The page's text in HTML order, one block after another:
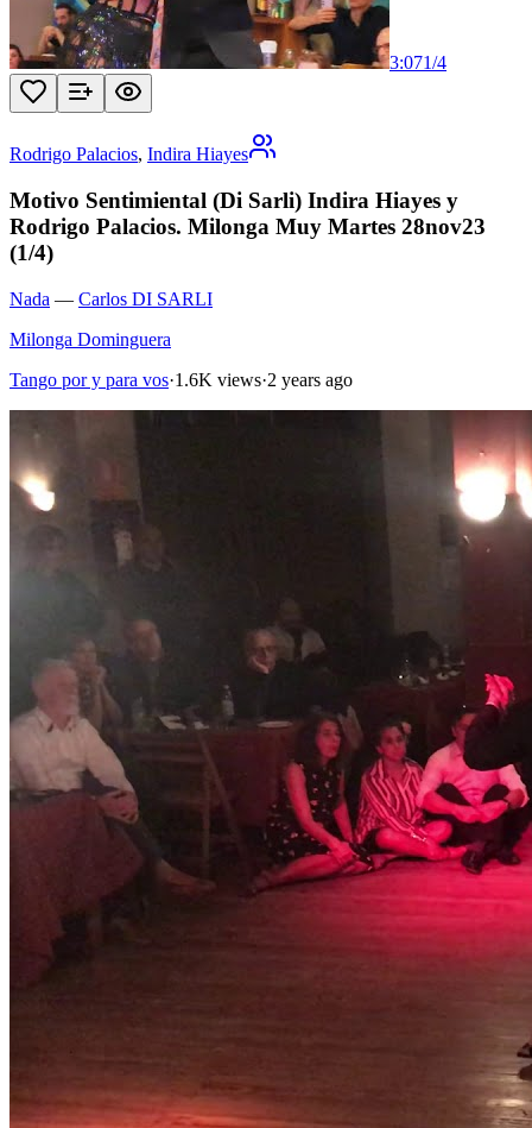
3:071/4
Rodrigo Palacios, Indira Hiayes
Motivo Sentimiental (Di Sarli) Indira Hiayes y
Rodrigo Palacios. Milonga Muy Martes 28nov23
(1/4)
Nada — Carlos DI SARLI
Milonga Dominguera
Tango por y para vos·1.6K views·2 years ago